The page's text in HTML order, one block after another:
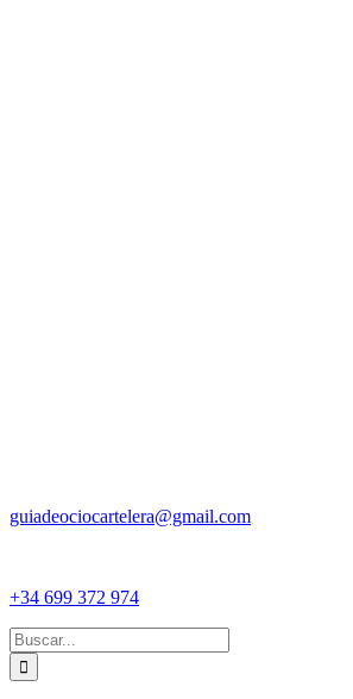
guiadeociocartelera@gmail.com
+34 699 372 974
Buscar: